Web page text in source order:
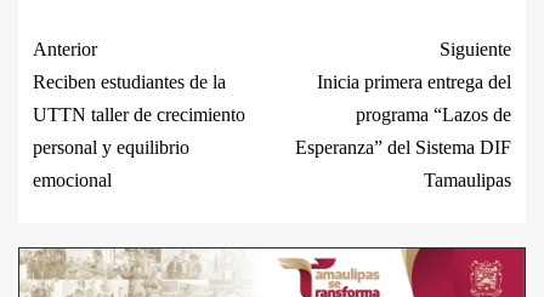
Anterior
Reciben estudiantes de la
UTTN taller de crecimiento
personal y equilibrio
emocional
Siguiente
Inicia primera entrega del
programa “Lazos de
Esperanza” del Sistema DIF
Tamaulipas